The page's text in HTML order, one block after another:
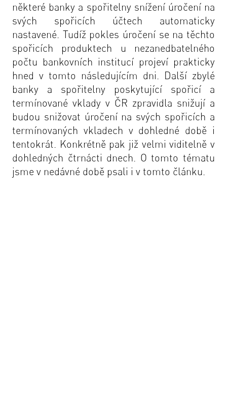
některé banky a spořitelny snížení úročení na
svých spořicích účtech automaticky
nastavené. Tudíž pokles úročení se na těchto
spořicích produktech u nezanedbatelného
počtu bankovních institucí projeví prakticky
hned v tomto následujícím dni. Další zbylé
banky a spořitelny poskytující spořicí a
termínované vklady v ČR zpravidla snižují a
budou snižovat úročení na svých spořicích a
termínovaných vkladech v dohledné době i
tentokrát. Konkrétně pak již velmi viditelně v
dohledných čtrnácti dnech. O tomto tématu
jsme v nedávné době psali i v tomto článku.